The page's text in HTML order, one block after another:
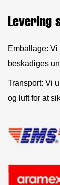
Levering
Emballage:
beskadiges
Transport: Vi
og luft for at